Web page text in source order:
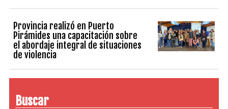
Provincia realizó en Puerto
Pirámides una capacitación sobre
el abordaje integral de situaciones
de violencia
Buscar